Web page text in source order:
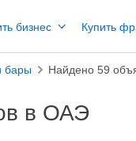
бизнес Купить
бары Найдено 59
в ОАЭ